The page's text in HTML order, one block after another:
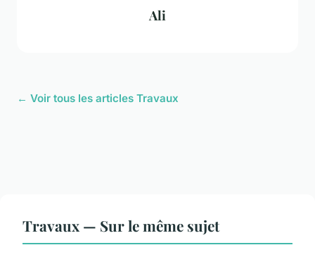
Ali
← Voir tous les articles Travaux
Travaux — Sur le même sujet